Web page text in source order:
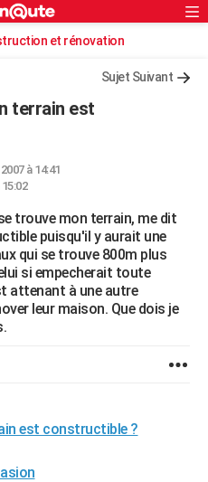
Rechercher
et rénovation
Sujet Suivant
terrain est
à 14:41
trouve mon terrain, me dit
puisqu'il y aurait une
qui se trouve 800m plus
si empecherait toute
attenant à une autre
leur maison. Que dois je
est constructible ?